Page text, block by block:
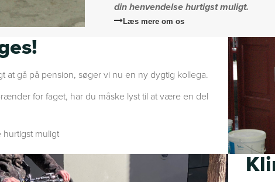
din henvendelse hurtigst muligt.
Læs mere om os
at gå på pension, søger vi nu en ny dygtig kollega.
for faget, har du måske lyst til at være en del
muligt